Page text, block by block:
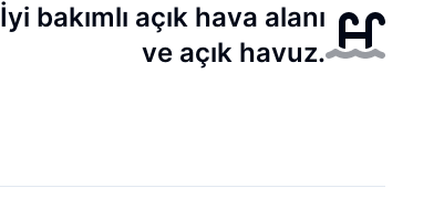
İyi bakımlı açık hava alanı
ve açık havuz.